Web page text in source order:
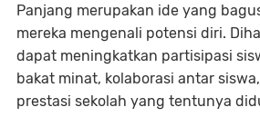
Panjang merupakan ide yang
mereka mengenali potensi diri.
dapat meningkatkan partisipasi
bakat minat, kolaborasi antar
prestasi sekolah yang tentunya